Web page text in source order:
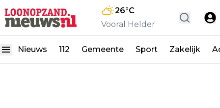
26°C
Vooral Helder
Nieuws 112 Gemeente Sport Zakelijk